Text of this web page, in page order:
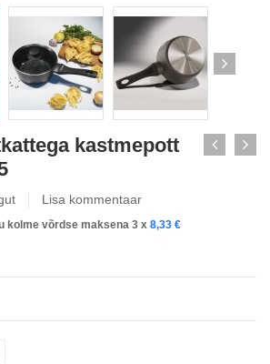
kastmepott
Lisa kommentaar
kolme võrdse maksena 3 x 8,33 €